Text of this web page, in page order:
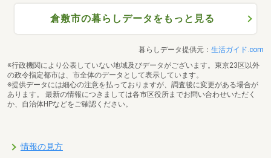
倉敷市の暮らしデータをもっと見る
暮らしデータ提供元： 生活ガイド.com
※行政機関により公表していない地域及びデータがございます。東京23区以外
の政令指定都市は、市全体のデータとして表示しています。
※提供データには細心の注意を払っておりますが、調査後に変更がある場合が
あります。 最新の情報につきましては各市区役所までお問い合わせいただく
か、自治体HPなどをご確認ください。
情報の見方